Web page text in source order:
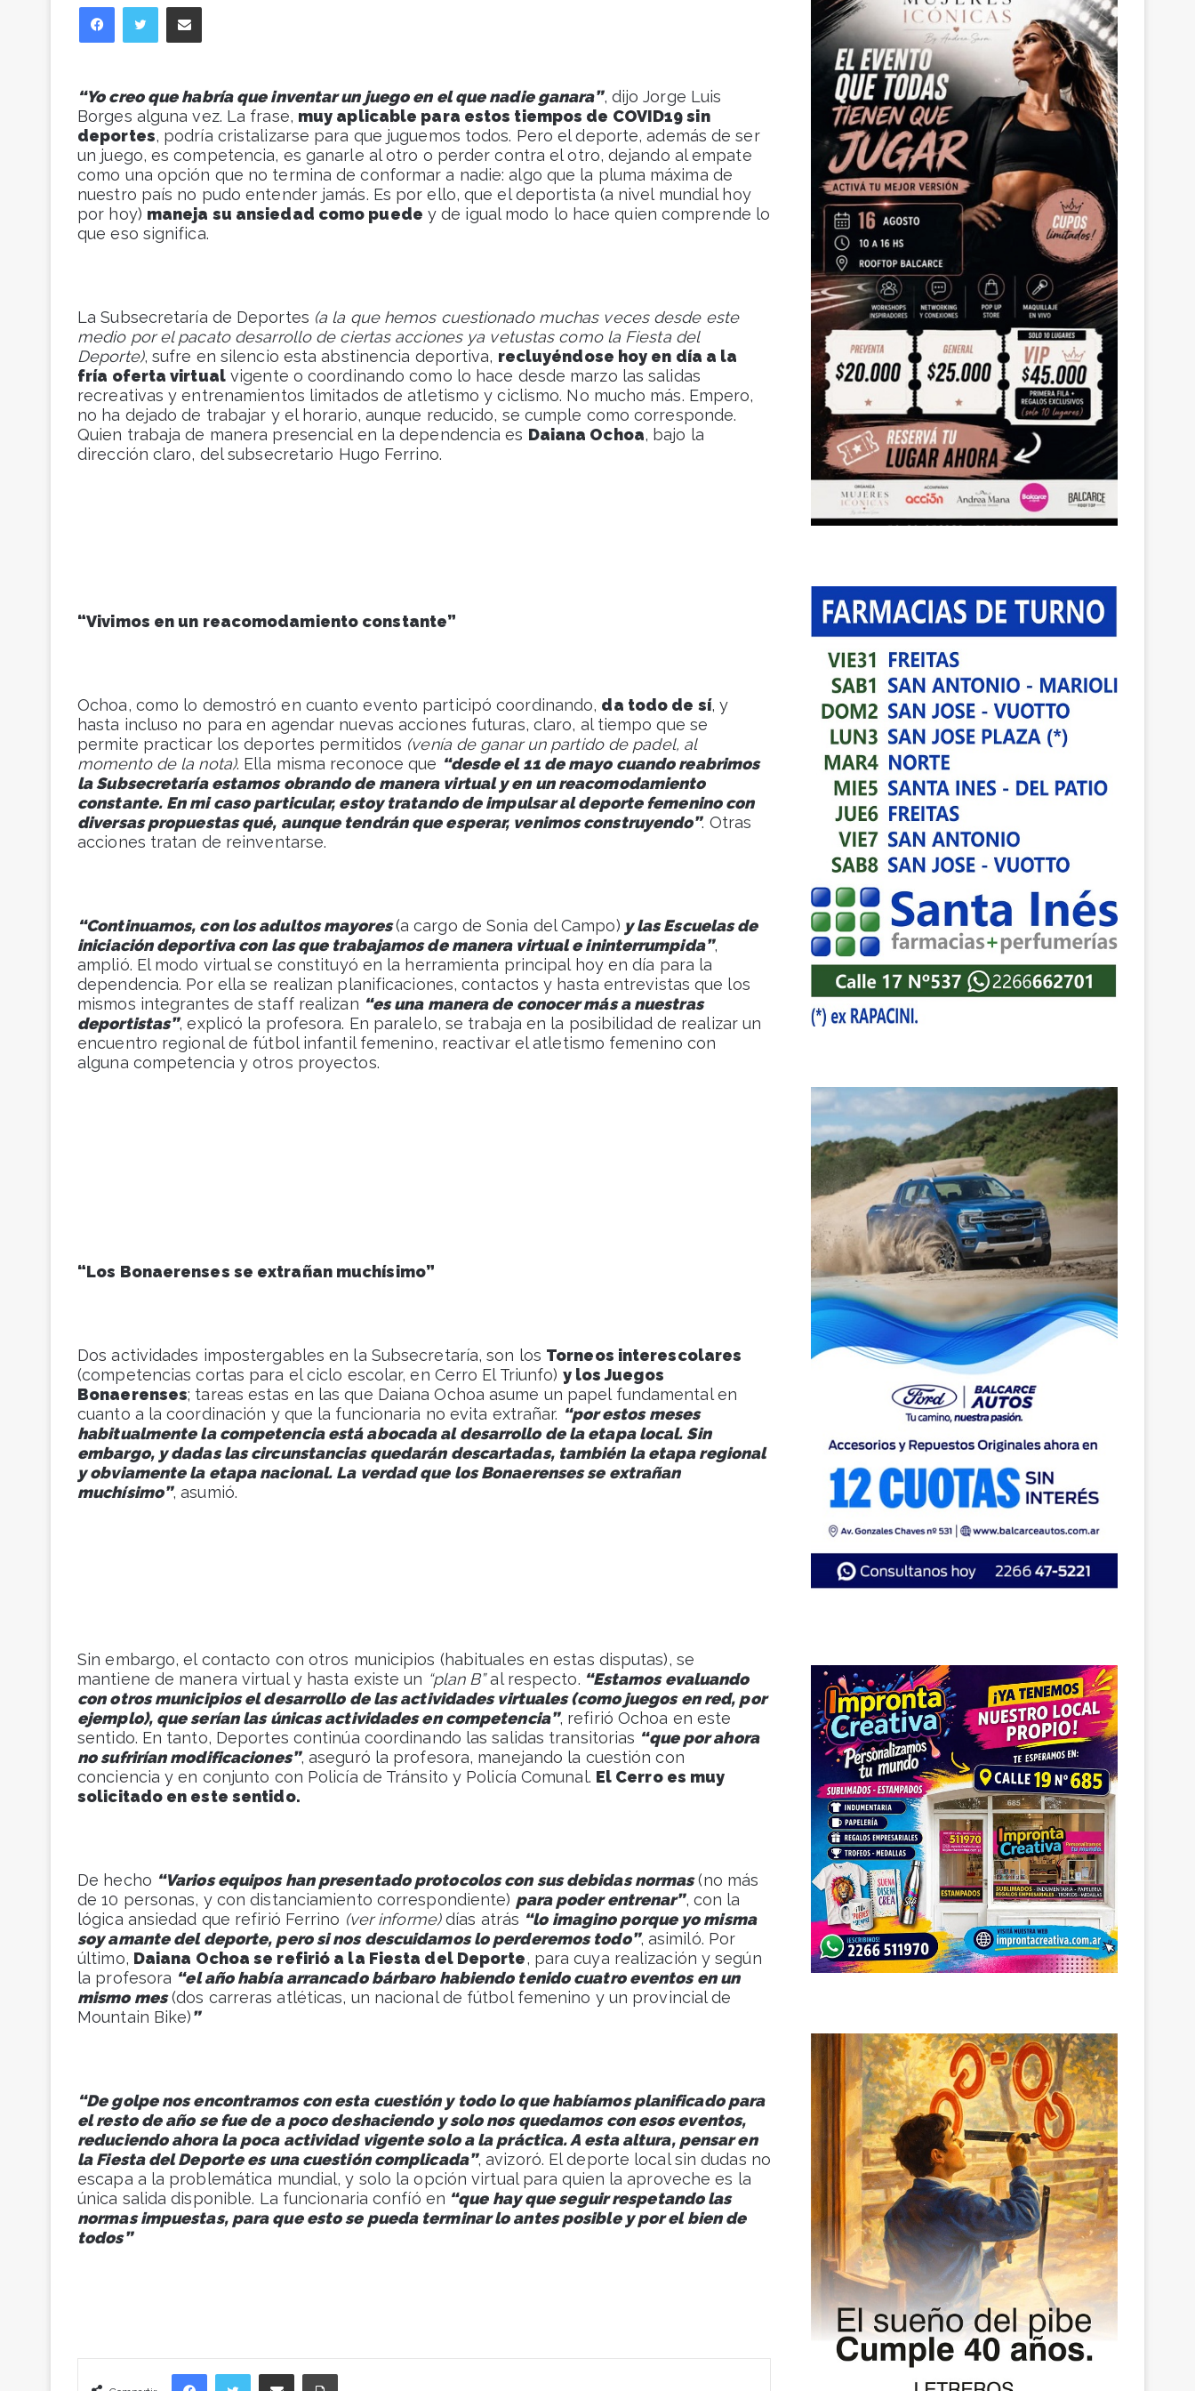
Facebook
“Yo creo que habría que inventar un juego en el que nadie ganara”, dijo Jorge Luis
Borges alguna vez. La frase, muy aplicable para estos tiempos de COVID19 sin
deportes, podría cristalizarse para que juguemos todos. Pero el deporte, además de ser
un juego, es competencia, es ganarle al otro o perder contra el otro, dejando al empate
como una opción que no termina de conformar a nadie: algo que la pluma máxima de
nuestro país no pudo entender jamás. Es por ello, que el deportista (a nivel mundial hoy
por hoy) maneja su ansiedad como puede y de igual modo lo hace quien comprende lo
que eso significa.
La Subsecretaría de Deportes (a la que hemos cuestionado muchas veces desde este
medio por el pacato desarrollo de ciertas acciones ya vetustas como la Fiesta del
Deporte), sufre en silencio esta abstinencia deportiva, recluyéndose hoy en día a la
fría oferta virtualvigente o coordinando como lo hace desde marzo las salidas
recreativas y entrenamientos limitados de atletismo y ciclismo. No mucho más. Empero,
no ha dejado de trabajar y el horario, aunque reducido, se cumple como corresponde.
Quien trabaja de manera presencial en la dependencia es Daiana Ochoa, bajo la
dirección claro, del subsecretario Hugo Ferrino.
“Vivimos en un reacomodamiento constante”
Ochoa, como lo demostró en cuanto evento participó coordinando, da todo de sí, y
hasta incluso no para en agendar nuevas acciones futuras, claro, al tiempo que se
permite practicar los deportes permitidos (venía de ganar un partido de padel, al
momento de la nota). Ella misma reconoce que “desde el 11 de mayo cuando reabrimos
la Subsecretaría estamos obrando de manera virtual y en un reacomodamiento
constante. En mi caso particular, estoy tratando de impulsar al deporte femenino con
diversas propuestas qué, aunque tendrán que esperar, venimos construyendo”. Otras
acciones tratan de reinventarse.
“Continuamos, con los adultos mayores(a cargo de Sonia del Campo) y las Escuelas de
iniciación deportiva con las que trabajamos de manera virtual e ininterrumpida”,
amplió. El modo virtual se constituyó en la herramienta principal hoy en día para la
dependencia. Por ella se realizan planificaciones, contactos y hasta entrevistas que los
mismos integrantes de staff realizan “es una manera de conocer más a nuestras
deportistas”, explicó la profesora. En paralelo, se trabaja en la posibilidad de realizar un
encuentro regional de fútbol infantil femenino, reactivar el atletismo femenino con
alguna competencia y otros proyectos.
“Los Bonaerenses se extrañan muchísimo”
Dos actividades impostergables en la Subsecretaría, son los Torneos interescolares
(competencias cortas para el ciclo escolar, en Cerro El Triunfo) y los Juegos
Bonaerenses; tareas estas en las que Daiana Ochoa asume un papel fundamental en
cuanto a la coordinación y que la funcionaria no evita extrañar. “por estos meses
habitualmente la competencia está abocada al desarrollo de la etapa local. Sin
embargo, y dadas las circunstancias quedarán descartadas, también la etapa regional
y obviamente la etapa nacional. La verdad que los Bonaerenses se extrañan
muchísimo”, asumió.
Sin embargo, el contacto con otros municipios (habituales en estas disputas), se
mantiene de manera virtual y hasta existe un “plan B”al respecto. “Estamos evaluando
con otros municipios el desarrollo de las actividades virtuales (como juegos en red, por
ejemplo), que serían las únicas actividades en competencia”, refirió Ochoa en este
sentido. En tanto, Deportes continúa coordinando las salidas transitorias “que por ahora
no sufrirían modificaciones”, aseguró la profesora, manejando la cuestión con
conciencia y en conjunto con Policía de Tránsito y Policía Comunal. El Cerro es muy
solicitado en este sentido.
De hecho “Varios equipos han presentado protocolos con sus debidas normas(no más
de 10 personas, y con distanciamiento correspondiente) para poder entrenar”, con la
lógica ansiedad que refirió Ferrino (ver informe)días atrás “lo imagino porque yo misma
soy amante del deporte, pero si nos descuidamos lo perderemos todo”, asimiló. Por
último, Daiana Ochoa se refirió a la Fiesta del Deporte, para cuya realización y según
la profesora “el año había arrancado bárbaro habiendo tenido cuatro eventos en un
mismo mes(dos carreras atléticas, un nacional de fútbol femenino y un provincial de
Mountain Bike)”
“De golpe nos encontramos con esta cuestión y todo lo que habíamos planificado para
el resto de año se fue de a poco deshaciendo y solo nos quedamos con esos eventos,
reduciendo ahora la poca actividad vigente solo a la práctica. A esta altura, pensar en
la Fiesta del Deporte es una cuestión complicada”, avizoró. El deporte local sin dudas no
escapa a la problemática mundial, y solo la opción virtual para quien la aproveche es la
única salida disponible. La funcionaria confíó en “que hay que seguir respetando las
normas impuestas, para que esto se pueda terminar lo antes posible y por el bien de
todos”
Facebook Compartir vía correo electrónico